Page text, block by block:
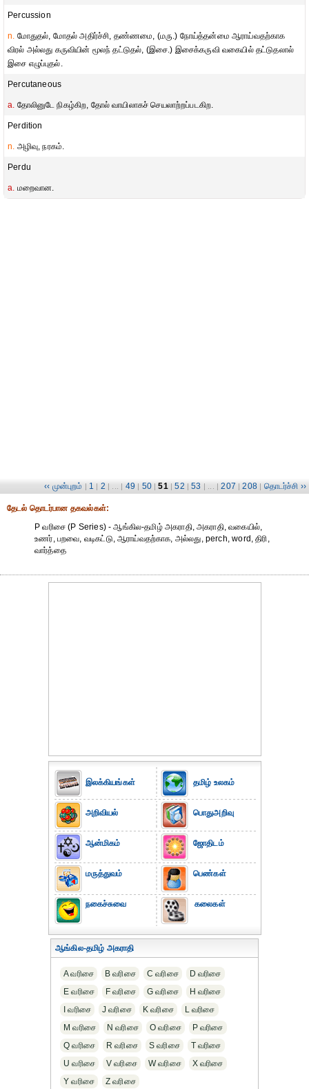
Percussion
n. மோதுதல், மோதல் அதிர்ச்சி, தண்ணமை, (மரு.) நோய்த்தன்மை ஆராய்வதற்காக
விரல் அல்லது கருவியின் மூலந் தட்டுதல், (இசை.) இசைக்கருவி வகையில் தட்டுதலால்
இசை எழுப்புதல்.
Percutaneous
a. தோலினுடே நிகழ்கிற, தோல் வாயிலாகச் செயலாற்றப்படகிற.
Perdition
n. அழிவு, நரகம்.
Perdu
a. மறைவான.
‹‹ முன்புறம் | 1 | 2 | ... | 49 | 50 | 51 | 52 | 53 | ... | 207 | 208 | தொடர்ச்சி ››
தேட‌ல் தொட‌ர்பான தகவ‌ல்க‌ள்:
P வரிசை (P Series) - ஆங்கில-தமிழ் அகராதி, அகராதி, வகையில்,
உணர், பறவை, வடிகட்டு, ஆராய்வதற்காக, அல்லது, perch, word, திரி,
வார்த்தை
இலக்கியங்கள்
அறிவியல்
ஆன்மிகம்
மருத்துவம்
நகைச்சுவை
தமிழ் உலகம்
பொதுஅறிவு
ஜோதிடம்
பெண்கள்
கலைகள்
ஆங்கில-தமிழ் அகராதி
A வரிசை B வரிசை C வரிசை
D வரிசை
E வரிசை
F வரிசை G வரிசை
H வரிசை
I வரிசை
J வரிசை K வரிசை
L வரிசை
M வரிசை
N வரிசை O வரிசை
P வரிசை
Q வரிசை
R வரிசை S வரிசை
T வரிசை
U வரிசை
V வரிசை W வரிசை
X வரிசை
Y வரிசை
Z வரிசை